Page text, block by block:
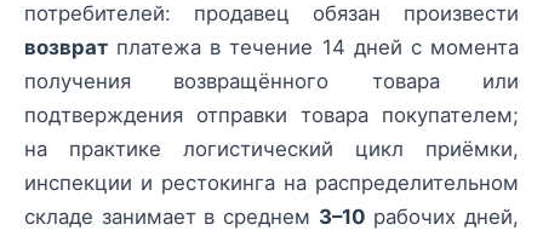
потребителей: продавец обязан произвести
возврат платежа в течение 14 дней с момента
получения возвращённого товара или
подтверждения отправки товара покупателем;
на практике логистический цикл приёмки,
инспекции и рестокинга на распределительном
складе занимает в среднем 3–10 рабочих дней,